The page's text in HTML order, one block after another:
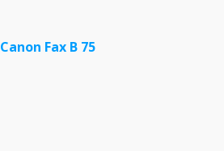
Canon Fax B 75